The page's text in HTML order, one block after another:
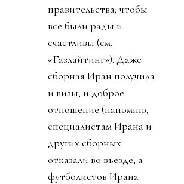
правительства, чтобы
все были рады и
счастливы (см.
«Газлайтинг»). Даже
сборная Иран получила
и визы, и доброе
отношение (напомню,
специалистам Ирана и
других сборных
отказали во въезде, а
футболистов Ирана